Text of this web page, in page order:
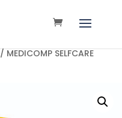
/ MEDICOMP SELFCARE